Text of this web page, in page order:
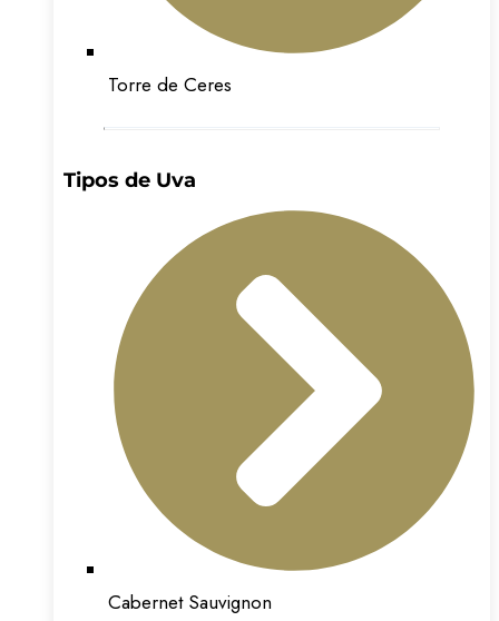
Torre de Ceres
Tipos de Uva
Cabernet Sauvignon